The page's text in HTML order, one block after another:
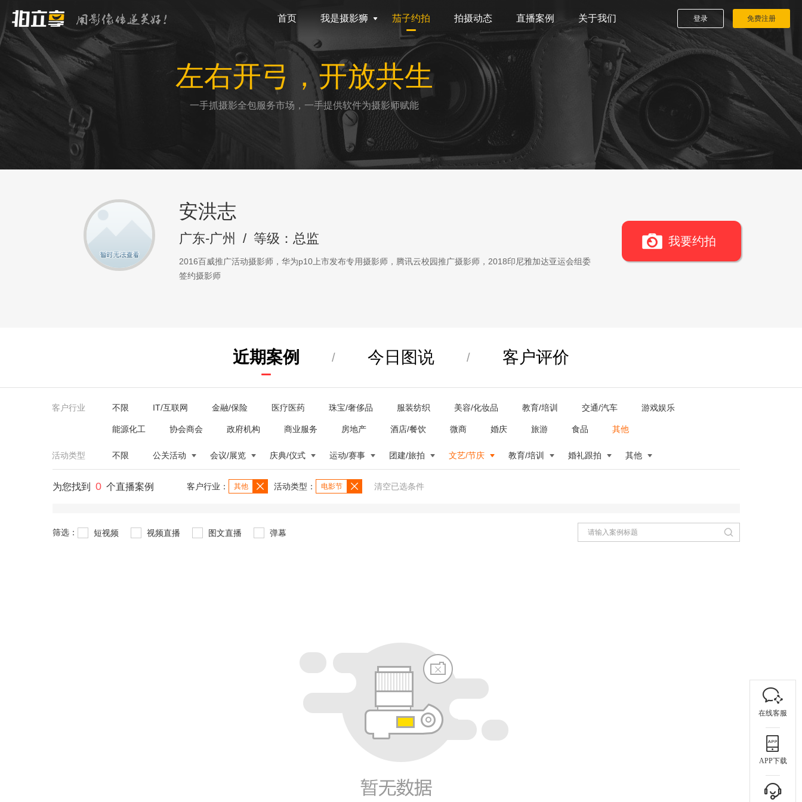
首页 我是摄影狮 茄子约拍 拍摄动态 直播案例 关于我们 登录 免费注册
左右开弓，开放共生
一手抓摄影全包服务市场，一手提供软件为摄影师赋能
安洪志
广东-广州 / 等级：总监
2016百威推广活动摄影师，华为p10上市发布专用摄影师，腾讯云校园推广摄影师，2018印尼雅加达亚运会组委
签约摄影师
我要约拍
近期案例 / 今日图说 / 客户评价
客户行业 不限 IT/互联网 金融/保险 医疗医药 珠宝/奢侈品 服装纺织 美容/化妆品 教育/培训 交通/汽车 游戏娱乐
能源化工 协会商会 政府机构 商业服务 房地产 酒店/餐饮 微商 婚庆 旅游 食品 其他
活动类型 不限 公关活动 会议/展览 庆典/仪式 运动/赛事 团建/旅拍 文艺/节庆 教育/培训 婚礼跟拍 其他
为您找到 0 个直播案例 客户行业： 其他 活动类型： 电影节 清空已选条件
筛选： 短视频 视频直播 图文直播 弹幕
在线客服
APP下载